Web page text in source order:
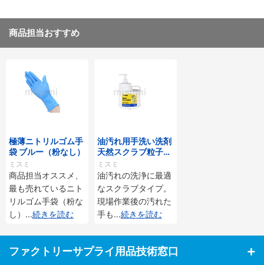
商品担当おすすめ
極薄ニトリルゴム手
袋 ブルー（粉なし）
ミスミ
商品担当オススメ、
最も売れているニト
リルゴム手袋（粉な
し） ...続きを読む
油汚れ用手洗い洗剤
天然スクラブ粒子入
（アロエエキス配
合）
ミスミ
油汚れの洗浄に最適
なスクラブタイプ。
現場作業後の汚れた
手も...続きを読む
ファクトリーサプライ用品技術窓口